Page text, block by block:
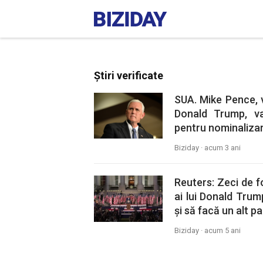
Știri verificate
SUA. Mike
Donald Trump,
pentru
Biziday · acum 3 ani
Reuters: Zeci de
ai lui Donald
și să facă un alt
Biziday · acum 5 ani